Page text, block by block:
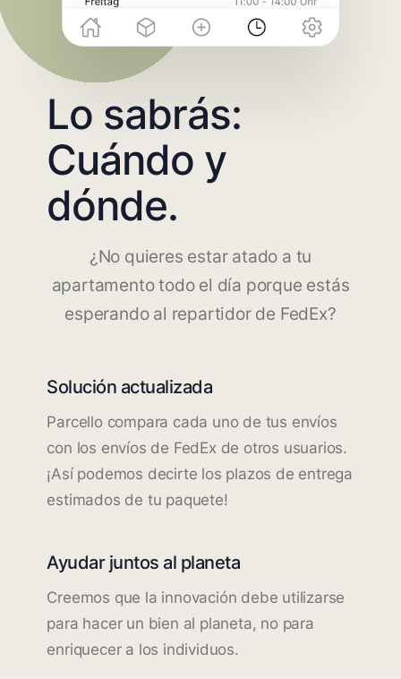
Lo sabrás:
Cuándo y
dónde.
¿No quieres estar atado a tu
apartamento todo el día porque estás
esperando al repartidor de FedEx?
Solución actualizada
Parcello compara cada uno de tus envíos
con los envíos de FedEx de otros usuarios.
¡Así podemos decirte los plazos de entrega
estimados de tu paquete!
Ayudar juntos al planeta
Creemos que la innovación debe utilizarse
para hacer un bien al planeta, no para
enriquecer a los individuos.